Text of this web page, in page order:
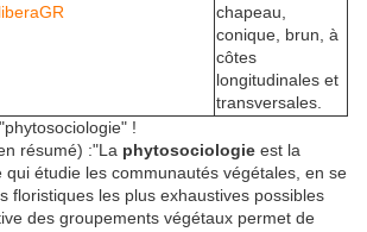
chapeau,
conique, brun, à
côtes
longitudinales et
transversales.
!
résumé) :"La phytosociologie est la
qui étudie les communautés végétales, en se
floristiques les plus exhaustives possibles
des groupements végétaux permet de